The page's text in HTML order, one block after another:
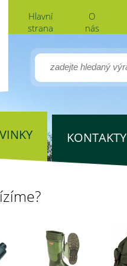
Hlavní
strana
O
nás
KONTAKTY